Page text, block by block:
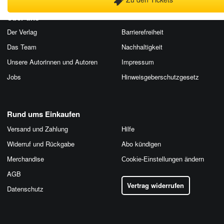
Über uns
Der Verlag
Das Team
Unsere Autorinnen und Autoren
Jobs
Barrierefreiheit
Nachhaltigkeit
Impressum
Hinweis­geber­schutz­gesetz
Rund ums Einkaufen
Versand und Zahlung
Widerruf und Rückgabe
Merchandise
AGB
Datenschutz
Hilfe
Abo kündigen
Cookie-Einstellungen ändern
Vertrag widerrufen